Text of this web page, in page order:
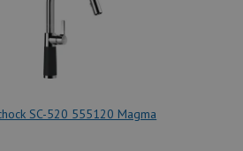
SC-520 555120 Magma